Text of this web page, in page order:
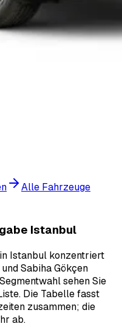
Alle Fahrzeuge
Istanbul
Istanbul konzentriert
Sabiha Gökçen
sehen Sie
Die Tabelle fasst
zusammen; die
ab.